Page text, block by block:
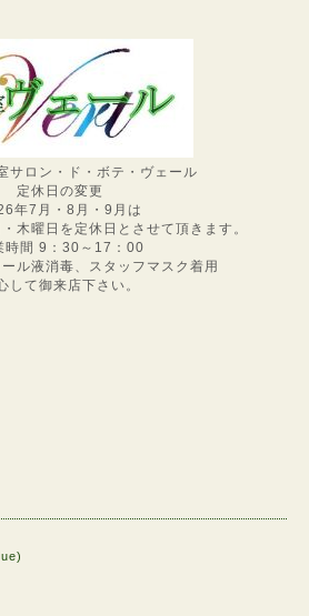
サロン・ド・ボテ・ヴェール
定休日の変更
年7月・8月・9月は
木曜日を定休日とさせて頂きます。
時間 9：30～17：00
ル液消毒、スタッフマスク着用
して御来店下さい。